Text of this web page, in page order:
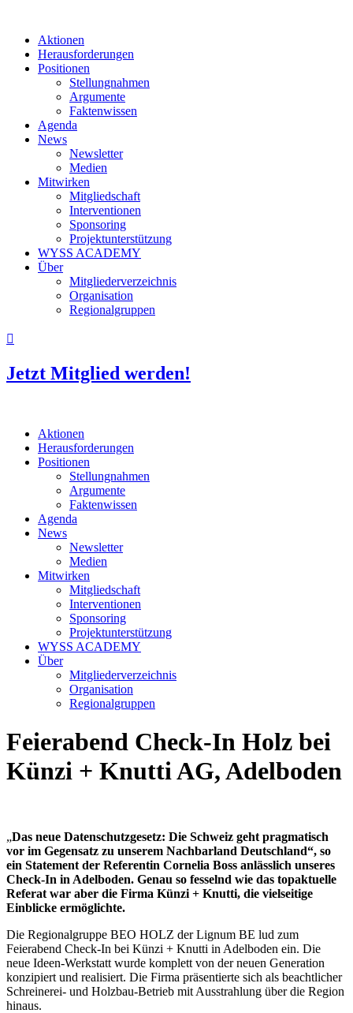
Aktionen
Herausforderungen
Positionen
Stellungnahmen
Argumente
Faktenwissen
Agenda
News
Newsletter
Medien
Mitwirken
Mitgliedschaft
Interventionen
Sponsoring
Projektunterstützung
WYSS ACADEMY
Über
Mitgliederverzeichnis
Organisation
Regionalgruppen

Jetzt Mitglied werden!
Aktionen
Herausforderungen
Positionen
Stellungnahmen
Argumente
Faktenwissen
Agenda
News
Newsletter
Medien
Mitwirken
Mitgliedschaft
Interventionen
Sponsoring
Projektunterstützung
WYSS ACADEMY
Über
Mitgliederverzeichnis
Organisation
Regionalgruppen
Feierabend Check-In Holz bei
Künzi + Knutti AG, Adelboden
„Das neue Datenschutzgesetz: Die Schweiz geht pragmatisch
vor im Gegensatz zu unserem Nachbarland Deutschland“, so
ein Statement der Referentin Cornelia Boss anlässlich unseres
Check-In in Adelboden. Genau so fesselnd wie das topaktuelle
Referat war aber die Firma Künzi + Knutti, die vielseitige
Einblicke ermöglichte.
Die Regionalgruppe BEO HOLZ der Lignum BE lud zum
Feierabend Check-In bei Künzi + Knutti in Adelboden ein. Die
neue Ideen-Werkstatt wurde komplett von der neuen Generation
konzipiert und realisiert. Die Firma präsentierte sich als beachtlicher
Schreinerei- und Holzbau-Betrieb mit Ausstrahlung über die Region
hinaus.